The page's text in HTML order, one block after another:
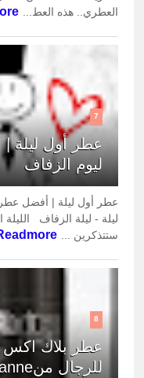
العطري.. هذه العط...
7
عطر أول ليلة
ليوم الزفاف
عطر أول ليلة | أفضل
ليلة - ليلة الزفاف الليلة
ستتذكرين ...
8